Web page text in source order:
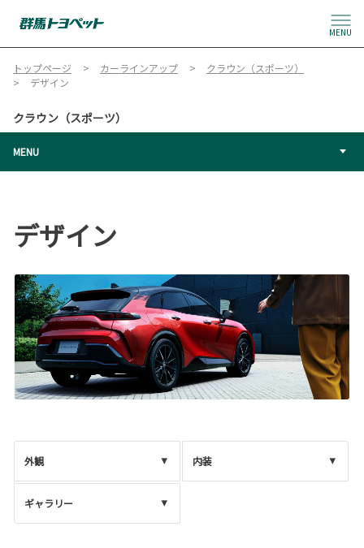
MENU
トップページ カーラインアップ
クラウン（スポーツ）
デザイン
クラウン（スポーツ）
MENU
デザイン
外観 内装
ギャラリー